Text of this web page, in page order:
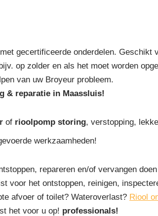
gecertificeerde onderdelen. Geschikt
op zolder en als het moet worden
van uw Broyeur probleem.
& reparatie in Maassluis!
of rioolpomp storing, verstopping,
werkzaamheden!
repareren en/of vervangen
voor het ontstoppen, reinigen,
afvoer of toilet? Wateroverlast? Riool
het voor u op! professionals!